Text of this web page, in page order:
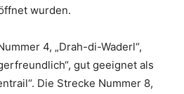
wurden.
4, „Drah-di-Waderl“,
gut geeignet als
Die Strecke Nummer 8,